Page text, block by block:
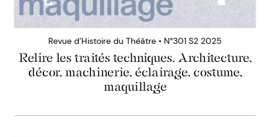
Revue d’Histoire du Théâtre • N°301 S2 2025
Relire les traités techniques. Architecture,
décor, machinerie, éclairage, costume,
maquillage